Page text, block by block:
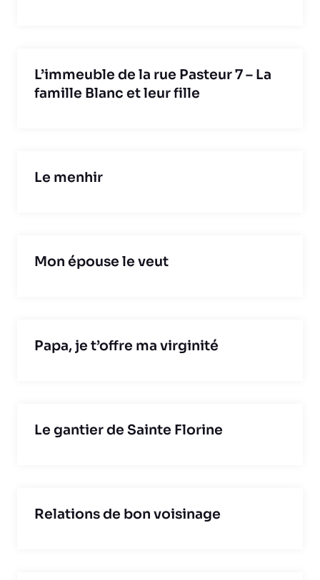
L’immeuble de la rue Pasteur 7 – La
famille Blanc et leur fille
Le menhir
Mon épouse le veut
Papa, je t’offre ma virginité
Le gantier de Sainte Florine
Relations de bon voisinage